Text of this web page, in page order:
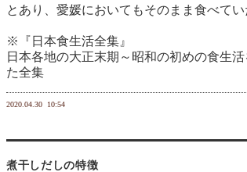
とあり、愛媛においてもそのまま食べて
※『日本食生活全集』
日本各地の大正末期～昭和の初めの食生
た全集
2020.04.30 10:54
煮干しだしの特徴